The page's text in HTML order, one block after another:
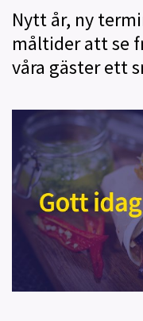
Nytt år, ny
måltider att se
våra gäster ett